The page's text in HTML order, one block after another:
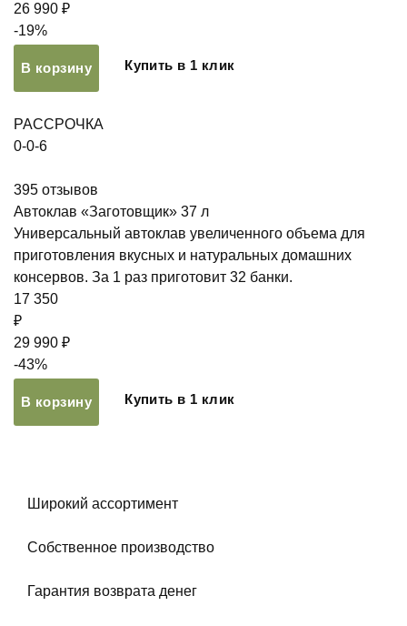
26 990 ₽
-19%
В корзину Купить в 1 клик
РАССРОЧКА
0-0-6
395 отзывов
Автоклав «Заготовщик» 37 л
Универсальный автоклав увеличенного объема для
приготовления вкусных и натуральных домашних
консервов. За 1 раз приготовит 32 банки.
17 350
₽
29 990 ₽
-43%
В корзину Купить в 1 клик
Широкий ассортимент
Собственное производство
Гарантия возврата денег